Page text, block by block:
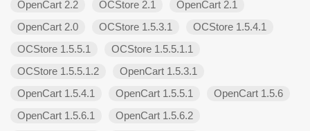
OpenCart 2.2 OCStore 2.1
OpenCart 2.1
OpenCart 2.0
OCStore 1.5.3.1
OCStore 1.5.4.1
OCStore 1.5.5.1
OCStore 1.5.5.1.1
OCStore 1.5.5.1.2
OpenCart 1.5.3.1
OpenCart 1.5.4.1
OpenCart 1.5.5.1
OpenCart 1.5.6
OpenCart 1.5.6.1
OpenCart 1.5.6.2